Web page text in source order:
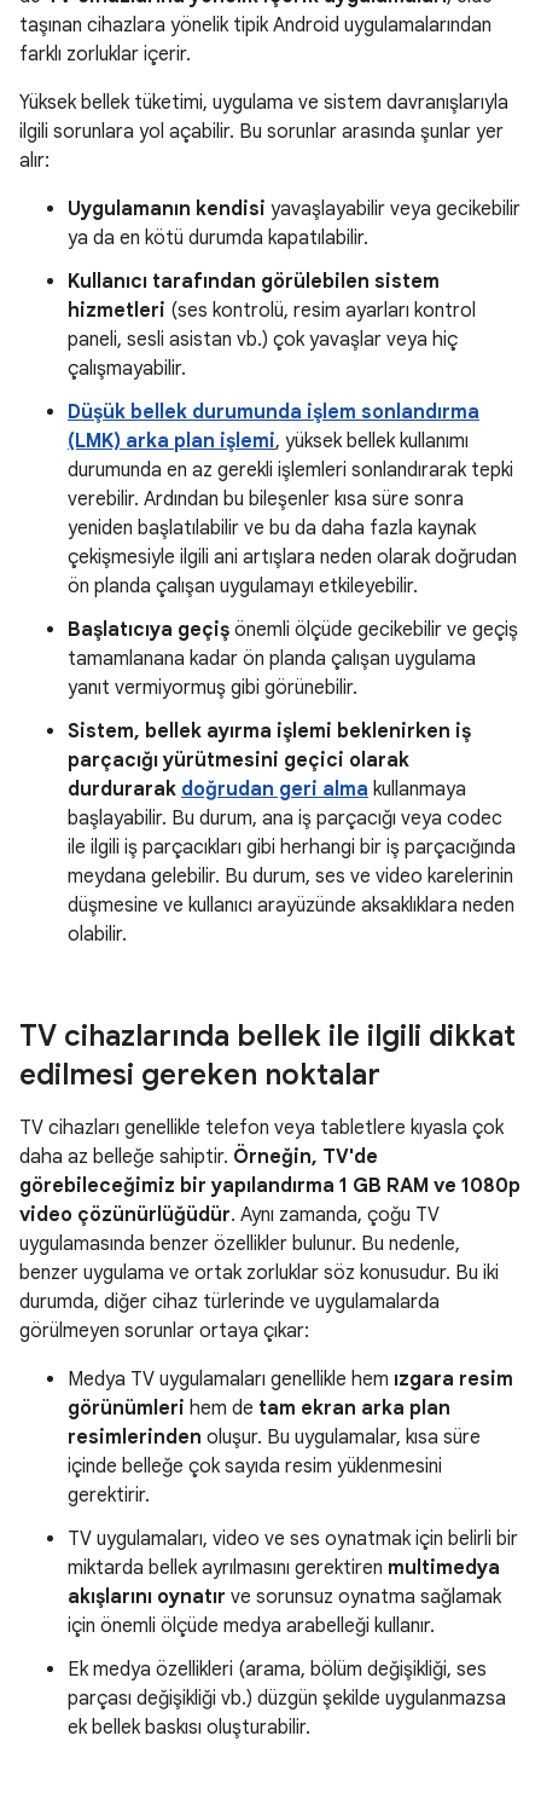
taşınan cihazlara yönelik tipik Android uygulamalarından
farklı zorluklar içerir.
Yüksek bellek tüketimi, uygulama ve sistem davranışlarıyla
ilgili sorunlara yol açabilir. Bu sorunlar arasında şunlar yer
alır:
Uygulamanın kendisi yavaşlayabilir veya gecikebilir
ya da en kötü durumda kapatılabilir.
Kullanıcı tarafından görülebilen sistem
hizmetleri (ses kontrolü, resim ayarları kontrol
paneli, sesli asistan vb.) çok yavaşlar veya hiç
çalışmayabilir.
Düşük bellek durumunda işlem sonlandırma
(LMK) arka plan işlemi, yüksek bellek kullanımı
durumunda en az gerekli işlemleri sonlandırarak tepki
verebilir. Ardından bu bileşenler kısa süre sonra
yeniden başlatılabilir ve bu da daha fazla kaynak
çekişmesiyle ilgili ani artışlara neden olarak doğrudan
ön planda çalışan uygulamayı etkileyebilir.
Başlatıcıya geçiş önemli ölçüde gecikebilir ve geçiş
tamamlanana kadar ön planda çalışan uygulama
yanıt vermiyormuş gibi görünebilir.
Sistem, bellek ayırma işlemi beklenirken iş
parçacığı yürütmesini geçici olarak
durdurarak doğrudan geri alma kullanmaya
başlayabilir. Bu durum, ana iş parçacığı veya codec
ile ilgili iş parçacıkları gibi herhangi bir iş parçacığında
meydana gelebilir. Bu durum, ses ve video karelerinin
düşmesine ve kullanıcı arayüzünde aksaklıklara neden
olabilir.
TV cihazlarında bellek ile ilgili dikkat
edilmesi gereken noktalar
TV cihazları genellikle telefon veya tabletlere kıyasla çok
daha az belleğe sahiptir. Örneğin, TV'de
görebileceğimiz bir yapılandırma 1 GB RAM ve 1080p
video çözünürlüğüdür. Aynı zamanda, çoğu TV
uygulamasında benzer özellikler bulunur. Bu nedenle,
benzer uygulama ve ortak zorluklar söz konusudur. Bu iki
durumda, diğer cihaz türlerinde ve uygulamalarda
görülmeyen sorunlar ortaya çıkar:
Medya TV uygulamaları genellikle hem ızgara resim
görünümleri hem de tam ekran arka plan
resimlerinden oluşur. Bu uygulamalar, kısa süre
içinde belleğe çok sayıda resim yüklenmesini
gerektirir.
TV uygulamaları, video ve ses oynatmak için belirli bir
miktarda bellek ayrılmasını gerektiren multimedya
akışlarını oynatır ve sorunsuz oynatma sağlamak
için önemli ölçüde medya arabelleği kullanır.
Ek medya özellikleri (arama, bölüm değişikliği, ses
parçası değişikliği vb.) düzgün şekilde uygulanmazsa
ek bellek baskısı oluşturabilir.